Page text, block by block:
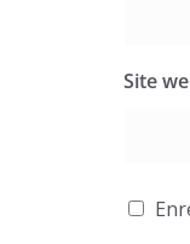
Site